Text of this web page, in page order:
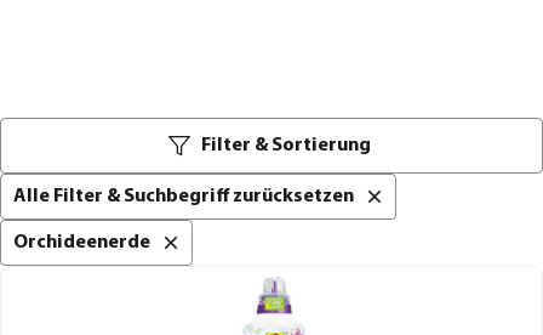
Filter & Sortierung
Alle Filter & Suchbegriff zurücksetzen
Orchideenerde